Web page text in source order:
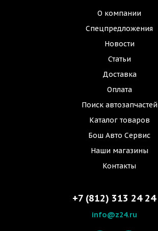
О компании
Спецпредложения
Новости
Статьи
Доставка
Оплата
Поиск автозапчастей
Каталог товаров
Бош Авто Сервис
Наши магазины
Контакты
+7 (812) 313 24 24
info@z24.ru